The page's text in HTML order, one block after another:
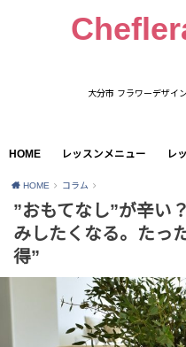
大分市 フラワーデザイ
HOME レッスンメニュー レ
HOME コラム
”おもてなし”が辛い
みしたくなる。たっ
得”